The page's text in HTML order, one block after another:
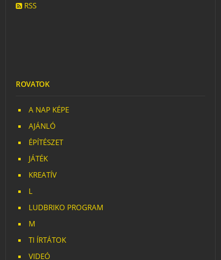
RSS
ROVATOK
A NAP KÉPE
AJÁNLÓ
ÉPÍTÉSZET
JÁTÉK
KREATÍV
L
LUDBRIKO PROGRAM
M
TI ÍRTÁTOK
VIDEÓ